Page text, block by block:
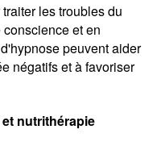
les troubles du
et en
peuvent aider
négatifs et à favoriser
nutrithérapie